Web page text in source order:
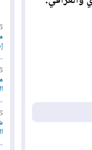
اليوم